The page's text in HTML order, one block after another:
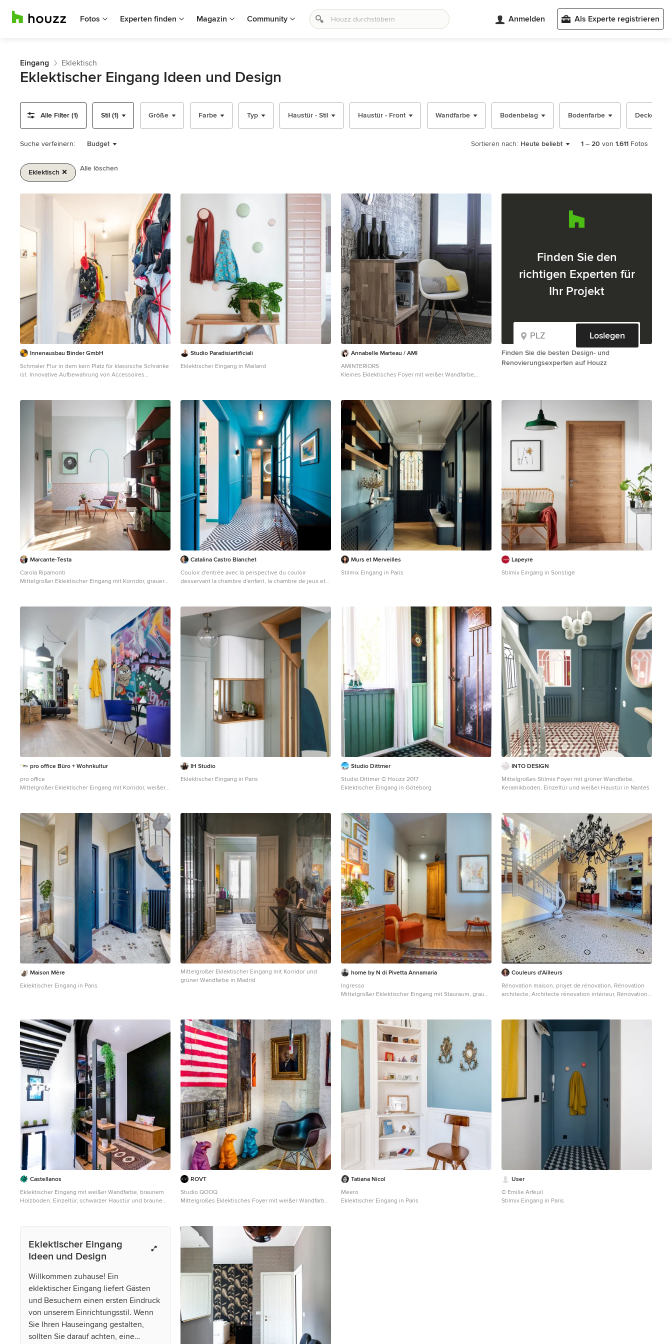
Fotos Experten finden Magazin Community Anmelden Als Experte registrieren
Eingang Eklektisch
Eklektischer Eingang Ideen und Design
Alle Filter (1) Stil (1) Größe Farbe Typ Haustür - Stil Haustür - Front Wandfarbe Bodenbelag Bodenfarbe
Suche verfeinern: Budget Sortieren nach: Heute beliebt 1 – 20 von 1.611 Fotos
Eklektisch Alle löschen
von
Innenausbau Binder GmbH
Schmaler Flur in dem kein Platz für klassische Schränke
ist. Innovative Aufbewahrung von Accessoires
und braunem Boden in Köln
Studio Paradisiartificiali
Eklektischer Eingang in Mailand
Annabelle Marteau / AMI
AMINTERIORS
Kleines Eklektisches Foyer mit weißer Wandfarbe,
Finden Sie den
richtigen Experten für
Ihr Projekt
Loslegen
Finden Sie die besten Design- und
Renovierungsexperten auf Houzz
Marcante-Testa
Carola Ripamonti
Mittelgroßer Eklektischer Eingang mit Korridor, grauer
Catalina Castro Blanchet
Couloir d'entrée avec la perspective du couloir
desservant la chambre d'enfant, la chambre de jeux et
pour accentuer la largeur. Murs et plafond en peinture
bleu canard. Récupération des boiseries murales
d'origine. Eclairage chiné. PHOTO: Brigitte Sombié
Murs et Merveilles
Stilmix Eingang in Paris
Lapeyre
Stilmix Eingang in Sonstige
pro office Büro + Wohnkultur
pro office
Mittelgroßer Eklektischer Eingang mit Korridor, weißer
IH Studio
Eklektischer Eingang in Paris
Studio Dittmer
Studio Dittmer © Houzz 2017
Eklektischer Eingang in Göteborg
INTO DESIGN
Mittelgroßes Stilmix Foyer mit grüner Wandfarbe,
Keramikboden, Einzeltür und weißer Haustür in Nantes
Maison Mère
Eklektischer Eingang in Paris
Mittelgroßer Eklektischer Eingang mit Korridor und
grüner Wandfarbe in Madrid
home by N di Pivetta Annamaria
Ingresso
Mittelgroßer Eklektischer Eingang mit Stauraum, grauer
Couleurs d'Ailleurs
Rénovation maison, projet de rénovation, Rénovation
architecte, Architecte rénovation intérieur, Rénovation
contemporaine, Rénovation design, Optimisation de
l’espace, Rénovation clé en main, Aménagement
intérieur, Redistribution des pièces, Modernisation d’un
bien ancien, Décoration intérieure, Projet d’architecte
d’intérieur, Mise en valeur de l’existant
Castellanos
Eklektischer Eingang mit weißer Wandfarbe, braunem
Holzboden, Einzeltür, schwarzer Haustür und braunem
ROVT
Studio QOOQ
Mittelgroßes Eklektisches Foyer mit weißer Wandfarbe
Tatiana Nicol
Meero
Eklektischer Eingang in Paris
User
© Emilie Arfeuil
Stilmix Eingang in Paris
Eklektischer Eingang
Ideen und Design
Willkommen zuhause! Ein
eklektischer Eingang liefert Gästen
und Besuchern einen ersten Eindruck
von unserem Einrichtungsstil. Wenn
Sie Ihren Hauseingang gestalten,
sollten Sie darauf achten, eine